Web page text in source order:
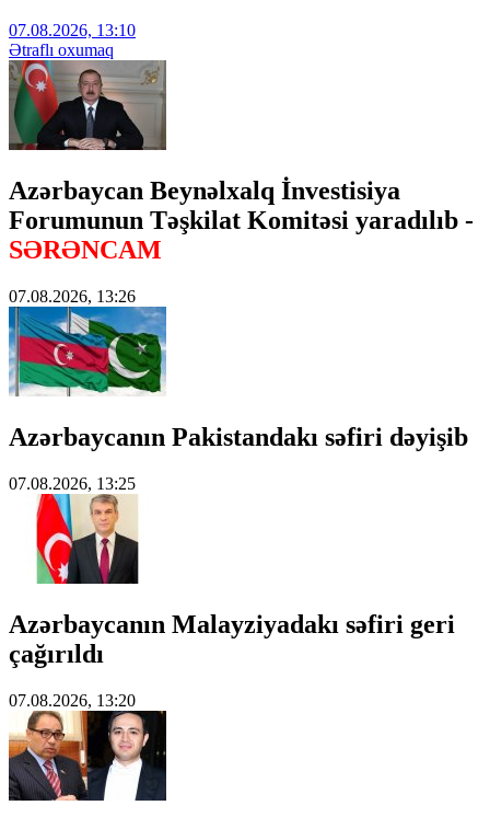
07.08.2026, 13:10
Ətraflı oxumaq
Azərbaycan Beynəlxalq İnvestisiya
Forumunun Təşkilat Komitəsi yaradılıb -
SƏRƏNCAM
07.08.2026, 13:26
Azərbaycanın Pakistandakı səfiri dəyişib
07.08.2026, 13:25
Azərbaycanın Malayziyadakı səfiri geri
çağırıldı
07.08.2026, 13:20